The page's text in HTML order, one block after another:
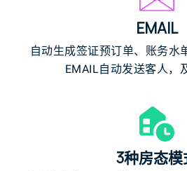
EMAIL
自动生成签证预订单、账务水
EMAIL自动发送客人，
3种房态模